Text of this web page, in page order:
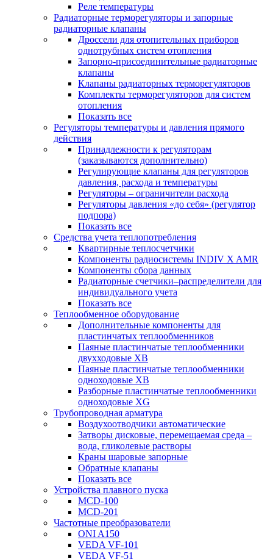
Реле температуры
Радиаторные терморегуляторы и запорные
радиаторные клапаны
Дроссели для отопительных приборов
однотрубных систем отопления
Запорно-присоединительные радиаторные
клапаны
Клапаны радиаторных терморегуляторов
Комплекты терморегуляторов для систем
отопления
Показать все
Регуляторы температуры и давления прямого
действия
Принадлежности к регуляторам
(заказываются дополнительно)
Регулирующие клапаны для регуляторов
давления, расхода и температуры
Регуляторы – ограничители расхода
Регуляторы давления «до себя» (регулятор
подпора)
Показать все
Средства учета теплопотребления
Квартирные теплосчетчики
Компоненты радиосистемы INDIV X AMR
Компоненты сбора данных
Радиаторные счетчики–распределители для
индивидуального учета
Показать все
Теплообменное оборудование
Дополнительные компоненты для
пластинчатых теплообменников
Паяные пластинчатые теплообменники
двухходовые XB
Паяные пластинчатые теплообменники
одноходовые ХВ
Разборные пластинчатые теплообменники
одноходовые ХG
Трубопроводная арматура
Воздухоотводчики автоматические
Затворы дисковые, перемещаемая среда –
вода, гликолевые растворы
Краны шаровые запорные
Обратные клапаны
Показать все
Устройства плавного пуска
MCD-100
MCD-201
Частотные преобразователи
ONI A150
VEDA VF-101
VEDA VF-51